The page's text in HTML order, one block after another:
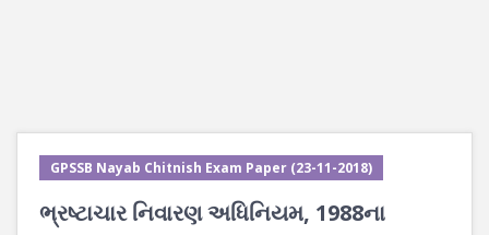
GPSSB Nayab Chitnish Exam Paper (23-11-2018)
ભ્રષ્ટાચાર નિવારણ અધિનિયમ, 1988ના